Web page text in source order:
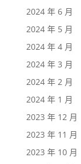
2024 年 6 月
2024 年 5 月
2024 年 4 月
2024 年 3 月
2024 年 2 月
2024 年 1 月
2023 年 12 月
2023 年 11 月
2023 年 10 月